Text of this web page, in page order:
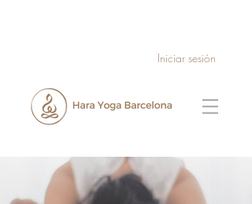
Iniciar sesión